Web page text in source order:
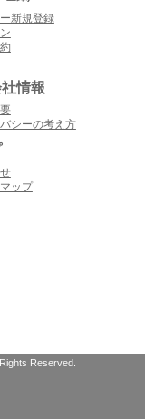
新規登録
情報
シーの考え方
ップ
Reserved.